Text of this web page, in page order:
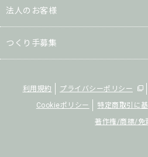
法人のお客様
つくり手募集
利用規約 プライバシーポリシー
Cookieポリシー
特定商取引に
著作権/商標/免